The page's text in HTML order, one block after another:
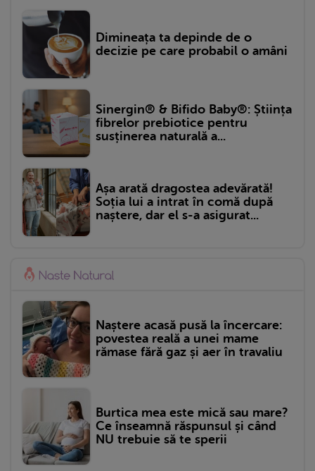
Dimineața ta depinde de o
decizie pe care probabil o amâni
Sinergin® & Bifido Baby®: Știința
fibrelor prebiotice pentru
susținerea naturală a...
Așa arată dragostea adevărată!
Soția lui a intrat în comă după
naștere, dar el s-a asigurat...
Naștere acasă pusă la încercare:
povestea reală a unei mame
rămase fără gaz și aer în travaliu
Burtica mea este mică sau mare?
Ce înseamnă răspunsul și când
NU trebuie să te sperii